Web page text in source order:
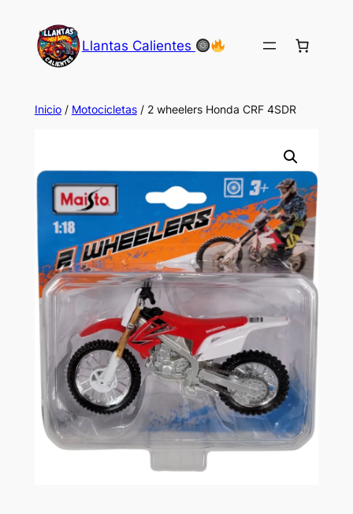
contenido
Llantas Calientes
Inicio/ Motocicletas/ 2 wheelers Honda CRF 4SDR